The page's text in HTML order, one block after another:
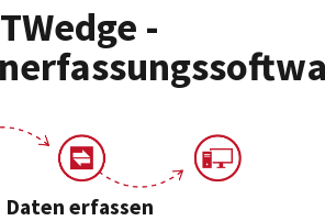
TWedge -
Daten erfassen